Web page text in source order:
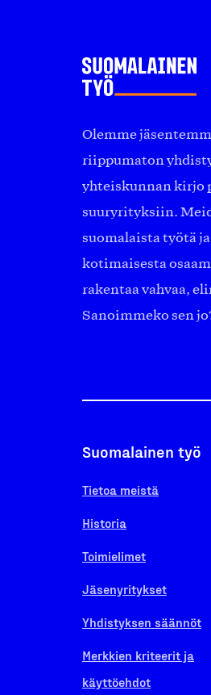
Olemme
riippumaton
yhteiskunnan kirjo
suuryrityksiin.
suomalaista työtä
kotimaisesta
rakentaa vahvaa,
Sanoimmeko sen
Suomalainen työ
Tietoa meistä
Historia
Toimielimet
Jäsenyritykset
Yhdistyksen säännöt
Merkkien kriteerit ja
käyttöehdot